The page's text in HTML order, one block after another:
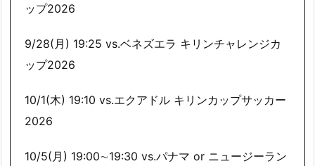
ップ2026
9/28(月) 19:25 vs.ベネズエラ キリンチャレンジカ
ップ2026
10/1(木) 19:10 vs.エクアドル キリンカップサッカー
2026
10/5(月) 19:00∼19:30 vs.パナマ or ニュージーラン